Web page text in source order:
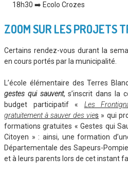
18h30 ➡️ Ecolo Crozes
ZOOM SUR LES PROJETS
Certains rendez-vous durant la
en cours portés par la municipalité.
L’école élémentaire des Terres
gestes qui sauvent, s’inscrit dans la
budget participatif « Les
gratuitement à sauver des vies » qui
formations gratuites « Gestes qui
Citoyen » : ainsi, une formation
Départementale des Sapeurs-
et à leurs parents lors de cet instant